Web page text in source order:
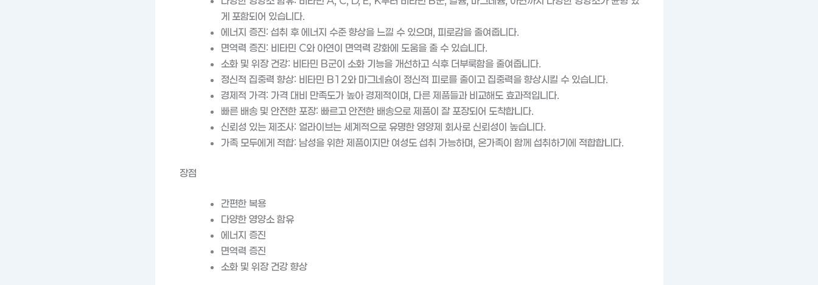
게 포함되어 있습니다.
에너지 증진: 섭취 후 에너지 수준 향상을 느낄 수 있으며, 피로감을 줄여줍니다.
면역력 증진: 비타민 C와 아연이 면역력 강화에 도움을 줄 수 있습니다.
소화 및 위장 건강: 비타민 B군이 소화 기능을 개선하고 식후 더부룩함을 줄여줍니다.
정신적 집중력 향상: 비타민 B12와 마그네슘이 정신적 피로를 줄이고 집중력을 향상시킬 수 있습니다.
경제적 가격: 가격 대비 만족도가 높아 경제적이며, 다른 제품들과 비교해도 효과적입니다.
빠른 배송 및 안전한 포장: 빠르고 안전한 배송으로 제품이 잘 포장되어 도착합니다.
신뢰성 있는 제조사: 얼라이브는 세계적으로 유명한 영양제 회사로 신뢰성이 높습니다.
가족 모두에게 적합: 남성을 위한 제품이지만 여성도 섭취 가능하며, 온가족이 함께 섭취하기에 적합합니다.
장점
간편한 복용
다양한 영양소 함유
에너지 증진
면역력 증진
소화 및 위장 건강 향상